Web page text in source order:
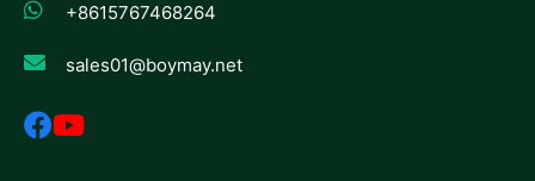
+8615767468264
sales01@boymay.net